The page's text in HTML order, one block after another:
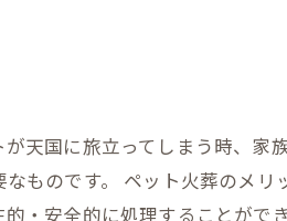
天国に旅立ってしまう時、家
ものです。 ペット火葬のメリ
・安全的に処理することがで